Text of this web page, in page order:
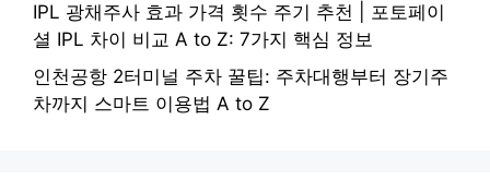
IPL 광채주사 효과 가격 횟수 주기 추천 | 포토페이
셜 IPL 차이 비교 A to Z: 7가지 핵심 정보
인천공항 2터미널 주차 꿀팁: 주차대행부터 장기주
차까지 스마트 이용법 A to Z